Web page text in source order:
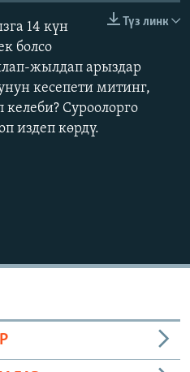
Түз линк
14 күн
болсо
жылдап арыздар
кесепети митинг,
Суроолорго
издеп көрдү.